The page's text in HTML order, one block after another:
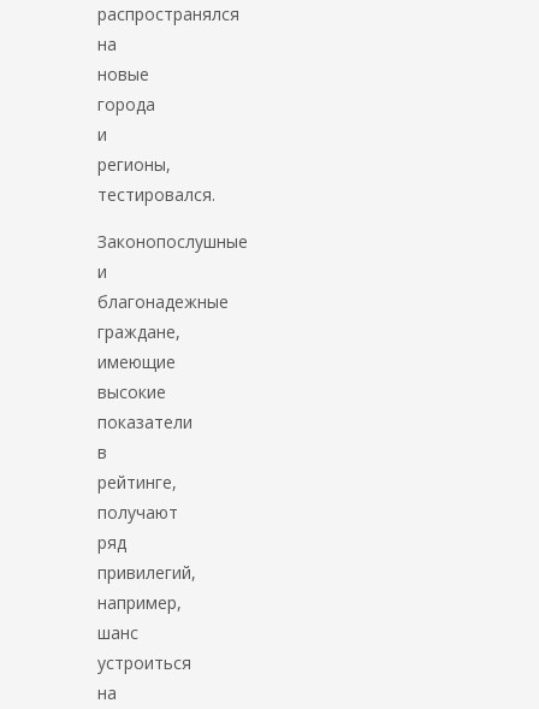
распространялся
на
новые
города
и
регионы,
тестировался.
Законопослушные
и
благонадежные
граждане,
имеющие
высокие
показатели
в
рейтинге,
получают
ряд
привилегий,
например,
шанс
устроиться
на